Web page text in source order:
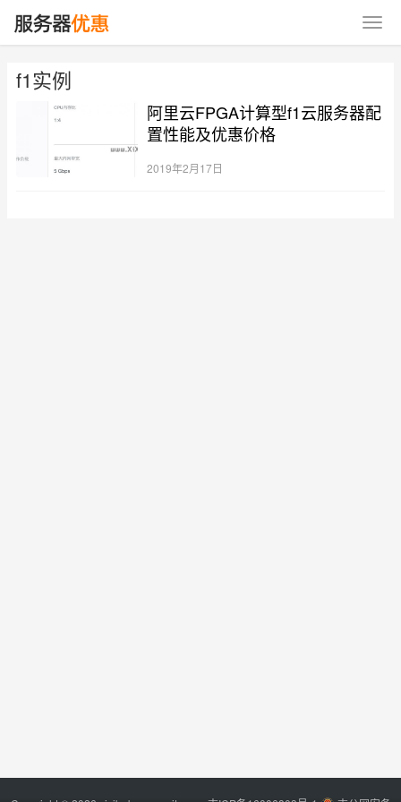
f1实例
阿里云FPGA计算型f1云服务器配
置性能及优惠价格
2019年2月17日